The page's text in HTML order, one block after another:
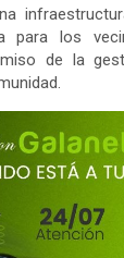
para los
de la